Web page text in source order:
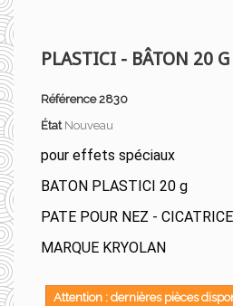
PLASTICI - BÂTON 20 G
Référence 2830
État Nouveau
pour effets spéciaux
BATON PLASTICI 20 g
PATE POUR NEZ -
MARQUE KRYOLAN
Attention : dernières pièces